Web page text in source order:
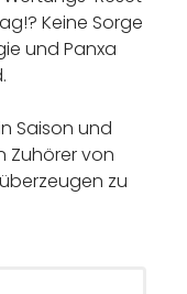
Keine Sorge
und Panxa
Saison und
Zuhörer von
zu